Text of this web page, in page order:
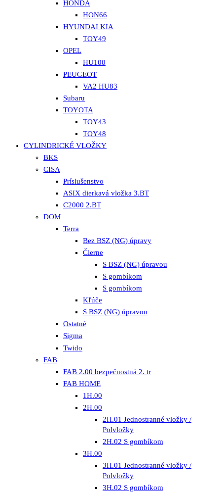
HONDA
HON66
HYUNDAI KIA
TOY49
OPEL
HU100
PEUGEOT
VA2 HU83
Subaru
TOYOTA
TOY43
TOY48
CYLINDRICKÉ VLOŽKY
BKS
CISA
Príslušenstvo
ASIX dierkavá vložka 3.BT
C2000 2.BT
DOM
Terra
Bez BSZ (NG) úpravy
Čierne
S BSZ (NG) úpravou
S gombíkom
S gombíkom
Kľúče
S BSZ (NG) úpravou
Ostatné
Sigma
Twido
FAB
FAB 2.00 bezpečnostná 2. tr
FAB HOME
1H.00
2H.00
2H.01 Jednostranné vložky /
Polvložky
2H.02 S gombíkom
3H.00
3H.01 Jednostranné vložky /
Polvložky
3H.02 S gombíkom